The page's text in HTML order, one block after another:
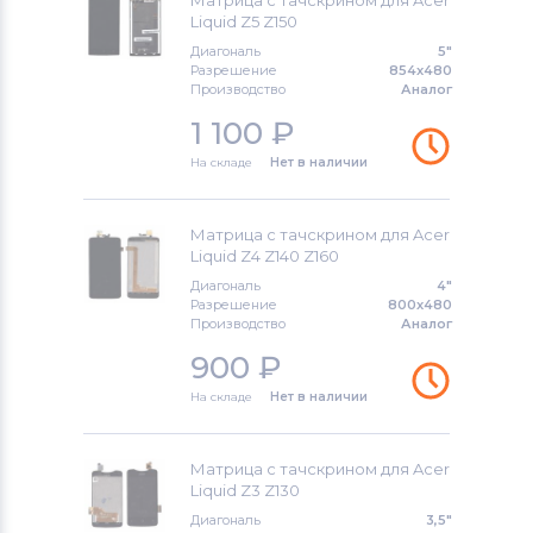
Модули и экраны для смартфонов
Модули и экраны для смартфонов
Модули и экраны для смартфонов
Prestigio
Модули и экраны для смартфонов
Модули и экраны для смартфонов
Модули и экраны для смартфонов
Liquid Z5 Z150
Диагональ
5"
Разрешение
854x480
Производство
Аналог
1 100 ₽
На складе Нет в наличии
Матрица с тачскрином для Acer
Liquid Z4 Z140 Z160
Диагональ
4"
Разрешение
800x480
Производство
Аналог
900 ₽
На складе Нет в наличии
Матрица с тачскрином для Acer
Liquid Z3 Z130
Диагональ
3,5"